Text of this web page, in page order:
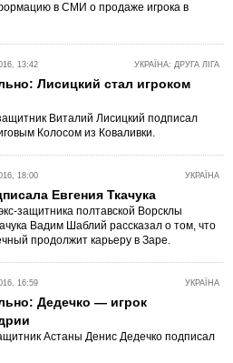
в СМИ о продаже игрока в
УКРАЇНА: ДРУГА ЛІГА
13:42
Лисицкий стал игроком
Виталий Лисицкий подписал
Колосом из Коваливки.
УКРАЇНА
18:00
Евгения Ткачука
защитника полтавской Ворсклы
Вадим Шаблий рассказал о том, что
продолжит карьеру в Заре.
УКРАЇНА
16:59
Дедечко — игрок
Астаны Денис Дедечко подписал